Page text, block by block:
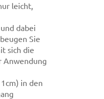
leicht,
dabei
Sie
sich die
Anwendung
in den